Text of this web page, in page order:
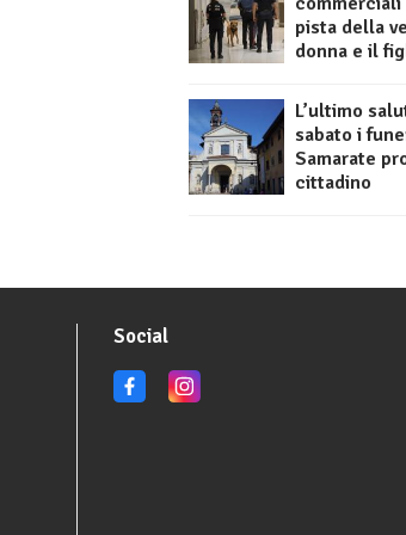
pista della
donna e il
L’ultimo
sabato i
Samarate
cittadino
Social